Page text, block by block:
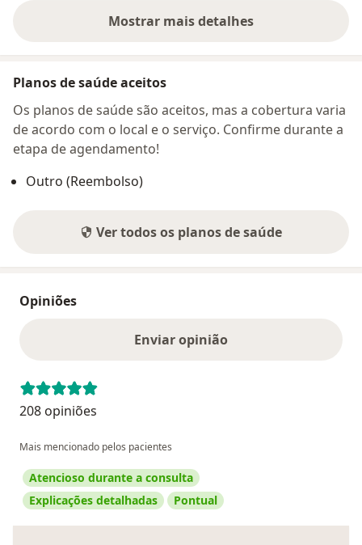
Mostrar mais detalhes
sobre o endereço
Planos de saúde aceitos
Os planos de saúde são aceitos, mas a cobertura varia
de acordo com o local e o serviço. Confirme durante a
etapa de agendamento!
Outro (Reembolso)
Ver todos os planos de saúde
Opiniões
Enviar opinião
208 opiniões
Mais mencionado pelos pacientes
Atencioso durante a consulta
Explicações detalhadas
Pontual